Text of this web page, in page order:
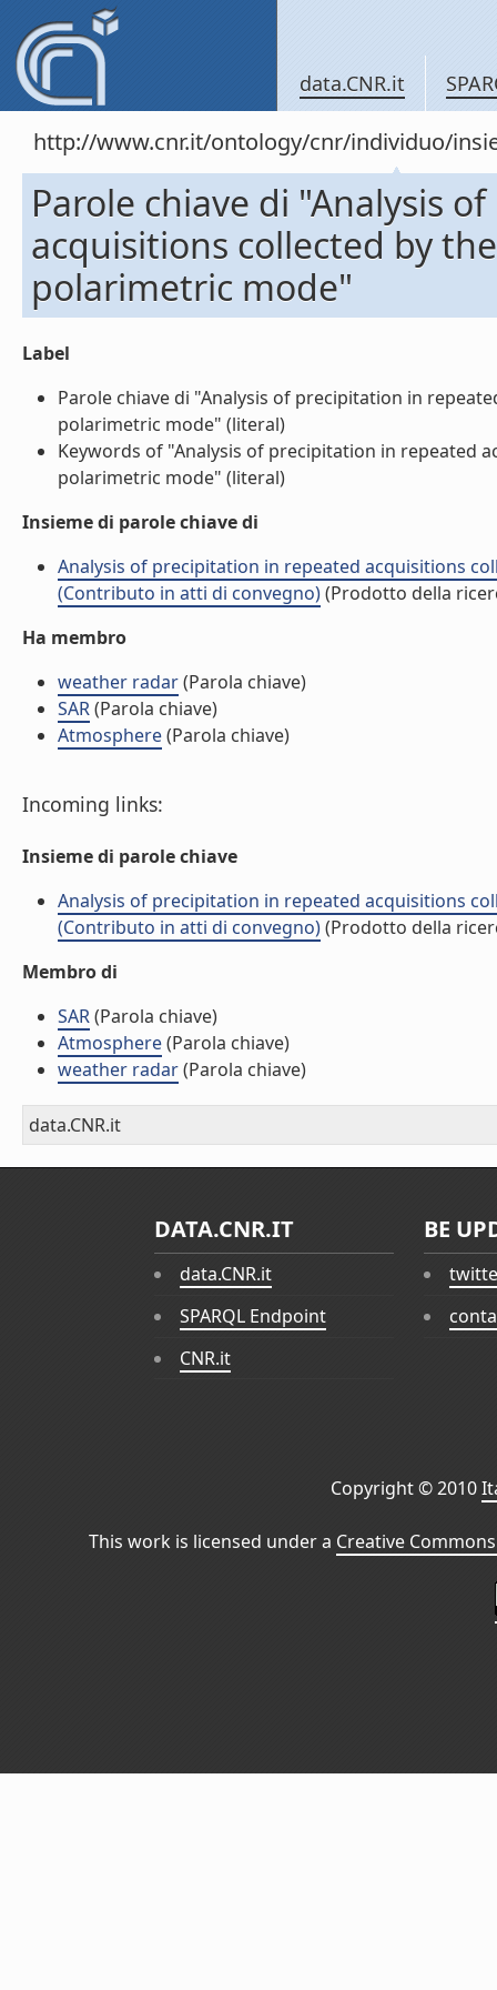
data.CNR.it
http://www.cnr.it/ontology/cnr/individuo/
Parole chiave di "Analysis
acquisitions collected by
polarimetric mode"
Label
Parole chiave di "Analysis of precipitation in
polarimetric mode" (literal)
Keywords of "Analysis of precipitation in repeated
polarimetric mode" (literal)
Insieme di parole chiave di
Analysis of precipitation in repeated acquisitions
(Contributo in atti di convegno)(Prodotto della
Ha membro
weather radar(Parola chiave)
SAR(Parola chiave)
Atmosphere(Parola chiave)
Incoming links:
Insieme di parole chiave
Analysis of precipitation in repeated acquisitions
(Contributo in atti di convegno)(Prodotto della
Membro di
SAR(Parola chiave)
Atmosphere(Parola chiave)
weather radar(Parola chiave)
data.CNR.it
DATA.CNR.IT
data.CNR.it
SPARQL Endpoint
CNR.it
BE
Copyright © 2010
This work is licensed under a Creative